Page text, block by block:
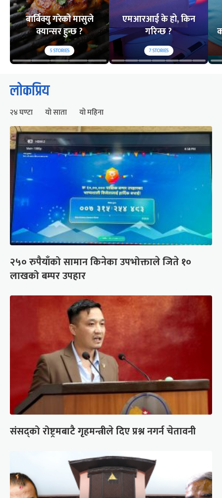
बार्बिक्यु गरेको मासुले
क्यान्सर हुन्छ ?
5STORIES
एमआरआई के हो, किन
गरिन्छ ?
7STORIES
लोकप्रिय
२४ घण्टा यो साता यो महिना
२५० रुपैयाँको सामान किनेका उपभोक्ताले जिते १०
लाखको बम्पर उपहार
संसद्को रोष्ट्रमबाटै गृहमन्त्रीले दिए प्रश्न नगर्न चेतावनी